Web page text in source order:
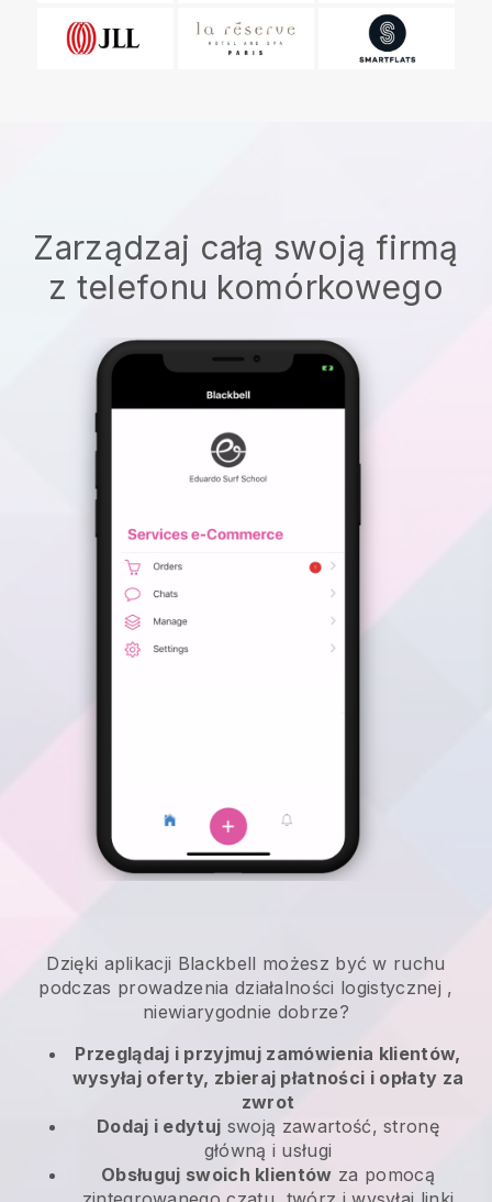
Zarządzaj całą swoją firmą
z telefonu komórkowego
Dzięki aplikacji Blackbell możesz być w ruchu
podczas prowadzenia działalności logistycznej ,
niewiarygodnie dobrze?
Przeglądaj i przyjmuj zamówienia klientów,
wysyłaj oferty, zbieraj płatności i opłaty za
zwrot
Dodaj i edytuj swoją zawartość, stronę
główną i usługi
Obsługuj swoich klientów za pomocą